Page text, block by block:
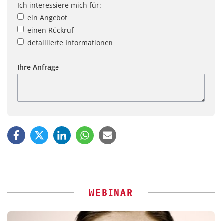
Ich interessiere mich für:
ein Angebot
einen Rückruf
detaillierte Informationen
Ihre Anfrage
WEBINAR